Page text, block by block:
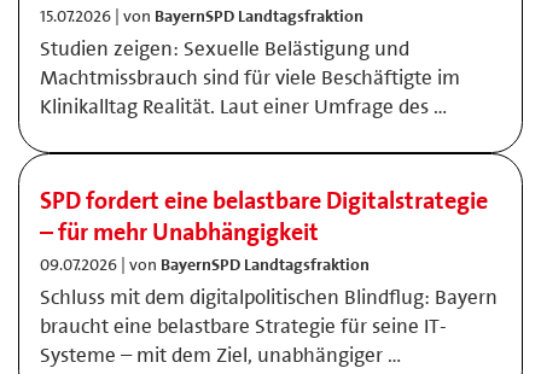
15.07.2026 | von BayernSPD Landtagsfraktion
Studien zeigen: Sexuelle Belästigung und
Machtmissbrauch sind für viele Beschäftigte im
Klinikalltag Realität. Laut einer Umfrage des …
SPD fordert eine belastbare Digitalstrategie
– für mehr Unabhängigkeit
09.07.2026 | von BayernSPD Landtagsfraktion
Schluss mit dem digitalpolitischen Blindflug: Bayern
braucht eine belastbare Strategie für seine IT-
Systeme – mit dem Ziel, unabhängiger …